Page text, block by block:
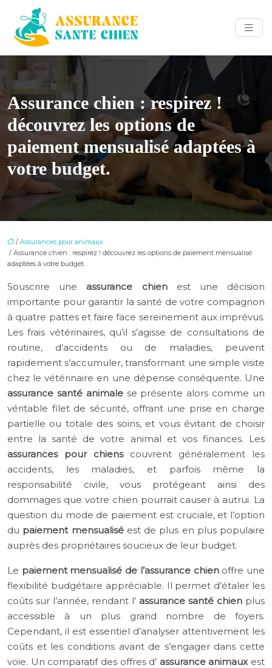
Assurance chien : respirez !
découvrez les options de
paiement mensualisé adaptées à
votre budget.
/ Assurances pour animaux
/ Assurance chien : respirez ! découvrez les options de paiement mensualisé
adaptées à votre budget.
Souscrire une assurance chien est une décision
importante pour garantir la santé de votre compagnon
à quatre pattes et faire face sereinement aux imprévus.
Les frais vétérinaires, qu’il s’agisse de consultations de
routine, d’accidents ou de maladies, peuvent
rapidement s’accumuler, transformant une simple visite
chez le vétérinaire en une dépense conséquente. Une
assurance santé animale se présente alors comme un
véritable filet de sécurité, offrant une prise en charge
partielle ou totale des soins, et vous évitant de choisir
entre la santé de votre animal et vos finances. Les
assurances pour chiens couvrent généralement les
accidents, les maladies, et parfois même la
responsabilité civile, vous protégeant ainsi des
dommages que votre chien pourrait causer à autrui. La
question du mode de paiement est cruciale, et l’option
du paiement mensualisé est de plus en plus populaire
auprès des propriétaires soucieux de leur budget.
Le paiement mensualisé de l’assurance chien offre une
flexibilité budgétaire appréciable. Il permet d’étaler les
coûts sur l’année, rendant l’ assurance santé chien plus
accessible à un plus grand nombre de foyers.
Cependant, il est essentiel d’analyser attentivement les
coûts et les conditions avant de s’engager dans cette
voie. Un comparatif des offres d’ assurance animaux est